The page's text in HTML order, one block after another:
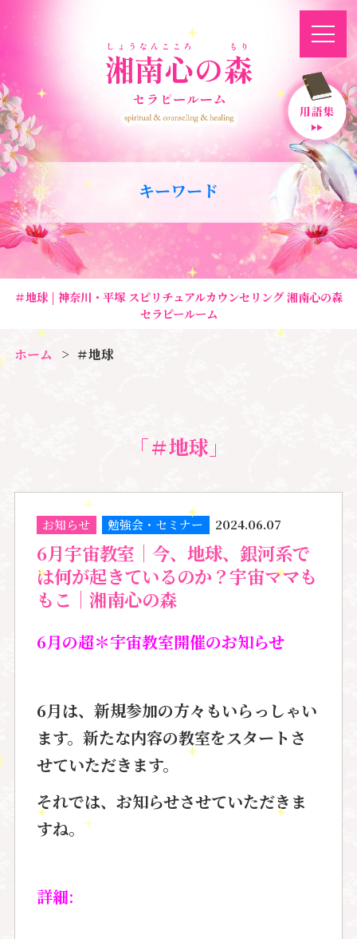
キーワード
＃地球 | 神奈川・平塚 スピリチュアルカウンセリング 湘南心の森
セラピールーム
ホーム ＃地球
「＃地球」
お知らせ 勉強会・セミナー 2024.06.07
6月宇宙教室｜今、地球、銀河系で
は何が起きているのか？宇宙ママも
もこ｜湘南心の森
6月の超＊宇宙教室開催のお知らせ
6月は、新規参加の方々もいらっしゃい
ます。新たな内容の教室をスタートさ
せていただきます。
それでは、お知らせさせていただきま
すね。
詳細: